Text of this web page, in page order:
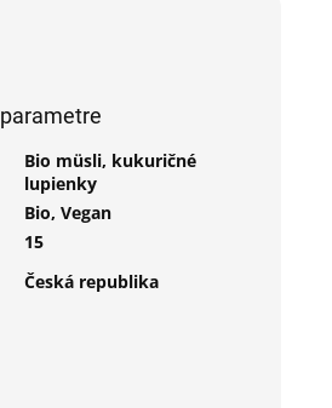
Bio müsli, kukuričné
lupienky
Bio, Vegan
15
Česká republika